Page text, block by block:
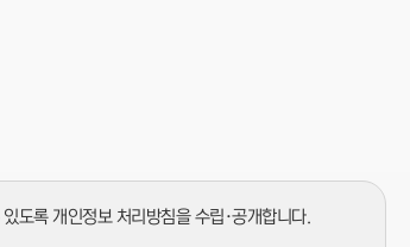
도록 개인정보 처리방침을 수립·공개합니다.